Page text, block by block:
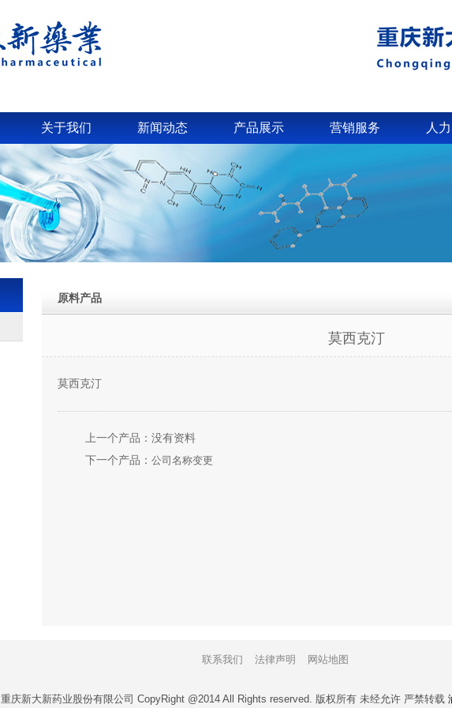
关于我们 新闻动态 产品展示 营销服务 人
原料产品
莫西克汀
莫西克汀
上一个产品：没有资料
下一个产品： 公司名称变更
联系我们 法律声明 网站地图
重庆新大新药业股份有限公司 CopyRight @2014 All Rights reserved. 版权所有 未经允许 严禁转载